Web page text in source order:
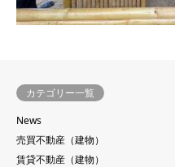
カテゴリー一覧
News
売買不動産（建物）
賃貸不動産（建物）